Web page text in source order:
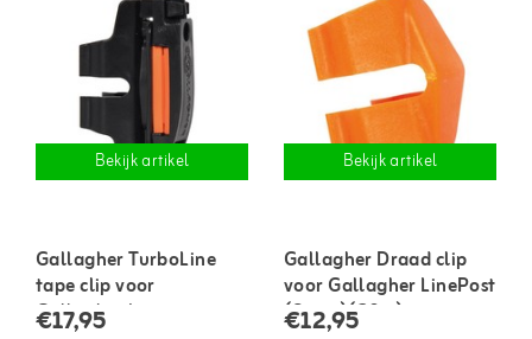
Bekijk artikel
Gallagher TurboLine
tape clip voor
Gallagher Line post
€17,95
Bekijk artikel
Gallagher Draad clip
voor Gallagher LinePost
(8mm)(20st)
€12,95